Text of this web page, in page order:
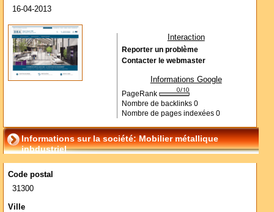
16-04-2013
Interaction
Reporter un problème
Contacter le webmaster
Informations Google
PageRank
Nombre de backlinks 0
Nombre de pages indexées 0
Informations sur la société: Mobilier métallique
inbdustriel
Code postal
31300
Ville